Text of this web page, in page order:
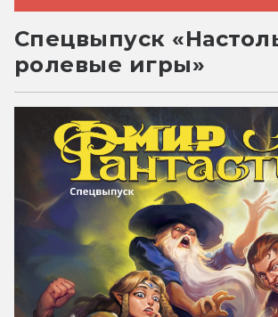
Спецвыпуск
ролевые игры»